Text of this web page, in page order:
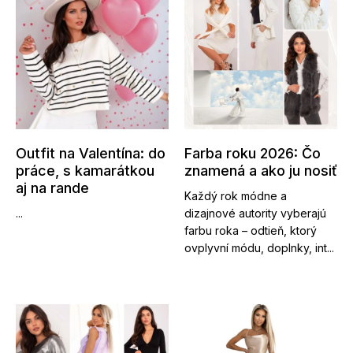
Outfit na Valentína: do
práce, s kamarátkou
aj na rande
...
Farba roku 2026: Čo
znamená a ako ju nosiť
Každý rok módne a
dizajnové autority vyberajú
farbu roka – odtieň, ktorý
ovplyvní módu, doplnky, int...